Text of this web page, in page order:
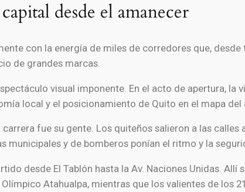
desde el amanecer
con la energía de miles de corredores que,
de grandes marcas.
visual imponente. En el acto de apertura,
local y el posicionamiento de Quito en el mapa del
fue su gente. Los quiteños salieron a las calles
municipales y de bomberos ponían el ritmo y la
desde El Tablón hasta la Av. Naciones Unidas.
Atahualpa, mientras que los valientes de los